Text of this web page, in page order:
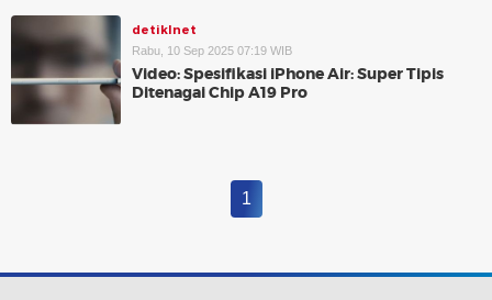
detikInet
Rabu, 10 Sep 2025 07:19 WIB
Video: Spesifikasi iPhone Air: Super Tipis
Ditenagai Chip A19 Pro
1